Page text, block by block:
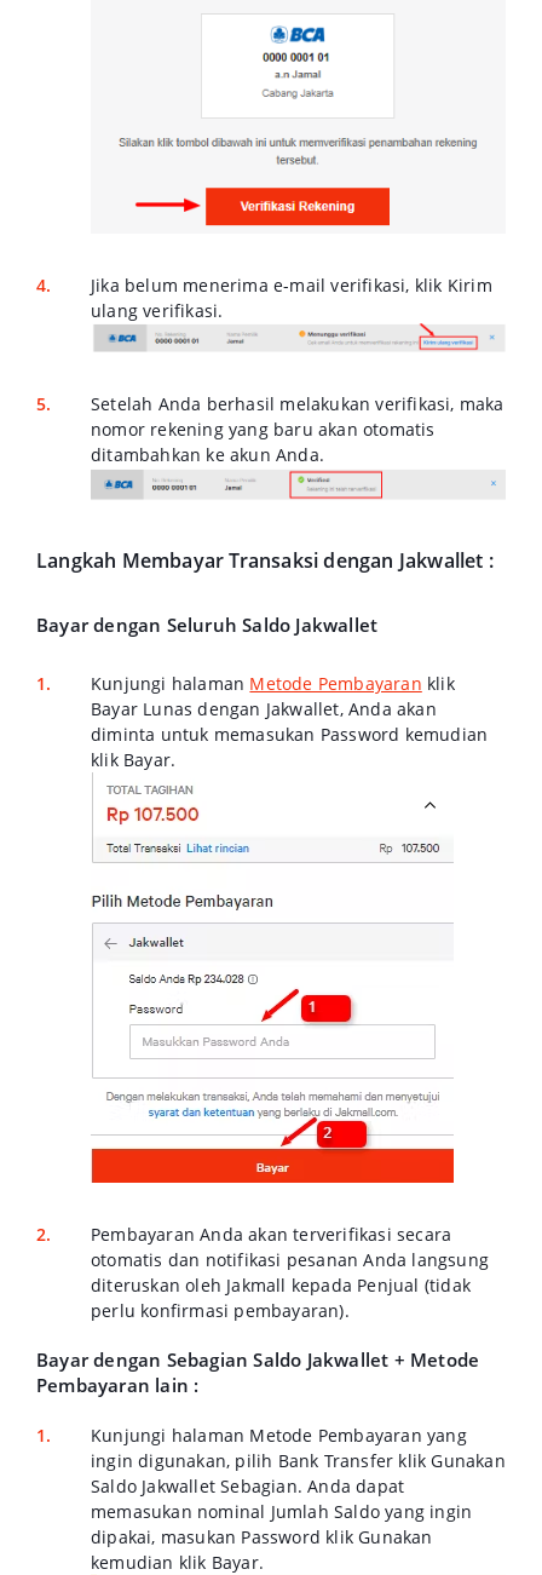
Jika belum menerima e-mail verifikasi, klik Kirim
ulang verifikasi.
Setelah Anda berhasil melakukan verifikasi, maka
nomor rekening yang baru akan otomatis
ditambahkan ke akun Anda.
Langkah Membayar Transaksi dengan Jakwallet :
Bayar dengan Seluruh Saldo Jakwallet
Kunjungi halaman Metode Pembayaran klik
Bayar Lunas dengan Jakwallet, Anda akan
diminta untuk memasukan Password kemudian
klik Bayar.
Pembayaran Anda akan terverifikasi secara
otomatis dan notifikasi pesanan Anda langsung
diteruskan oleh Jakmall kepada Penjual (tidak
perlu konfirmasi pembayaran).
Bayar dengan Sebagian Saldo Jakwallet + Metode
Pembayaran lain :
Kunjungi halaman Metode Pembayaran yang
ingin digunakan, pilih Bank Transfer klik Gunakan
Saldo Jakwallet Sebagian. Anda dapat
memasukan nominal Jumlah Saldo yang ingin
dipakai, masukan Password klik Gunakan
kemudian klik Bayar.